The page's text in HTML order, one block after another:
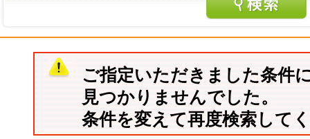
ご指定いただきました条件
見つかりませんでした。
条件を変えて再度検索して